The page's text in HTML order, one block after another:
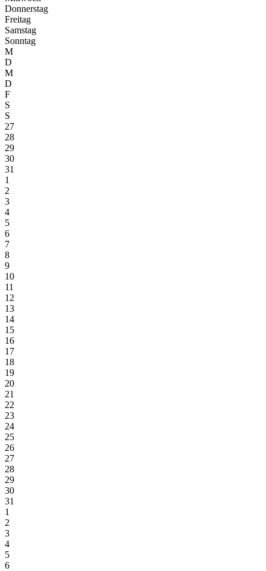
Donnerstag
Freitag
Samstag
Sonntag
M
D
M
D
F
S
S
27
28
29
30
31
1
2
3
4
5
6
7
8
9
10
11
12
13
14
15
16
17
18
19
20
21
22
23
24
25
26
27
28
29
30
31
1
2
3
4
5
6